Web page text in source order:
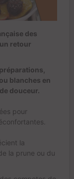
des
retour
blanches en
douceur.
pour
la
la prune ou du